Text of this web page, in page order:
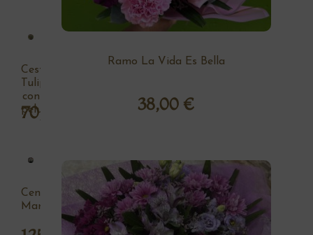
Ramo La Vida Es Bella
38,00 €
Cesta
Tulipan
con
peluche
70,00
Centro
Margaritas